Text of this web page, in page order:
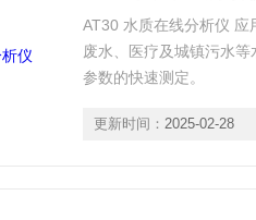
AT30 水质在线分析仪 应
废水、医疗及城镇污水
参数的快速测定。
更新时间： 2025-02-28